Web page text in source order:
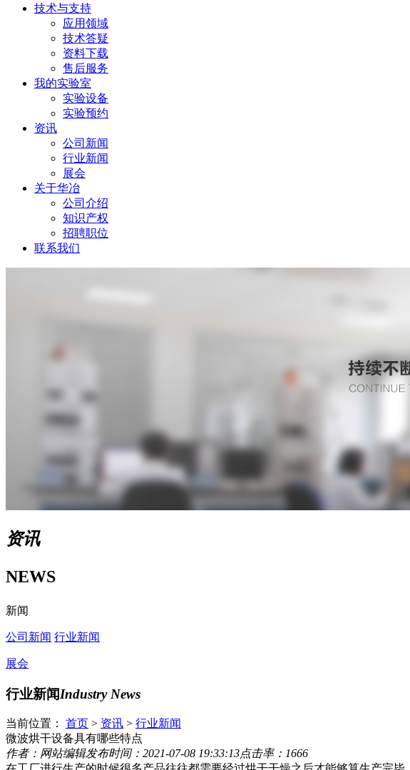
技术与支持
应用领域
技术答疑
资料下载
售后服务
我的实验室
实验设备
实验预约
资讯
公司新闻
行业新闻
展会
关于华冶
公司介绍
知识产权
招聘职位
联系我们
资讯
NEWS
新闻
公司新闻 行业新闻
展会
行业新闻Industry News
当前位置： 首页 > 资讯 > 行业新闻
微波烘干设备具有哪些特点
作者：网站编辑发布时间：2021-07-08 19:33:13点击率：1666